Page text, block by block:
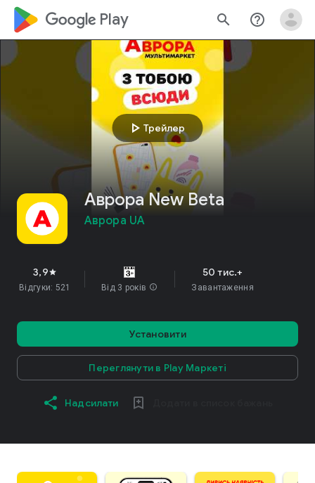
google_logo Play search help_outline
play_arrow Трейлер
Аврора New Beta
Аврора UA
3,9star
Відгуки: 521 Від 3 років info
50 тис.+
Завантаження
Установити
Переглянути в Play Маркеті
Надсилати